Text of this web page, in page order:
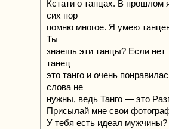
Кстати о танцах. В прошлом
сих пор
помню многое. Я умею
Ты
знаешь эти танцы? Если
танец
это танго и очень
слова не
нужны, ведь Танго — это
Присылай мне свои
У тебя есть идеал мужчины?